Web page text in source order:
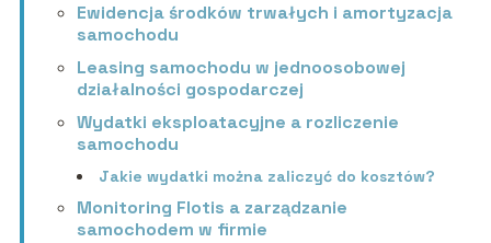
Ewidencja środków trwałych i amortyzacja
samochodu
Leasing samochodu w jednoosobowej
działalności gospodarczej
Wydatki eksploatacyjne a rozliczenie
samochodu
Jakie wydatki można zaliczyć do kosztów?
Monitoring Flotis a zarządzanie
samochodem w firmie